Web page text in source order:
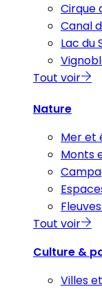
Cirque
Canal
Lac du
Tout voir
Nature
Mer et
Monts
Tout voir
Culture &
Villes